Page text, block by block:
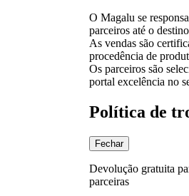
O Magalu se
parceiros até o
As vendas são
procedência de
Os parceiros são
portal excelência no
Política de
Fechar
Devolução gratuita
parceiras